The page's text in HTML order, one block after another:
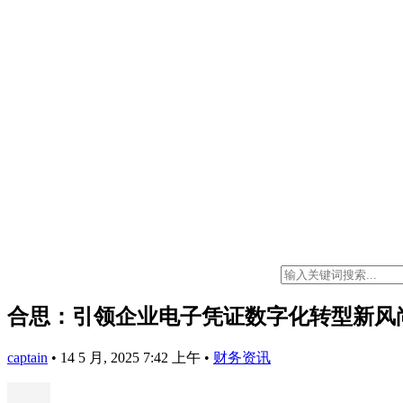
合思：引领企业电子凭证数字化转型新风
captain • 14 5 月, 2025 7:42 上午 • 财务资讯